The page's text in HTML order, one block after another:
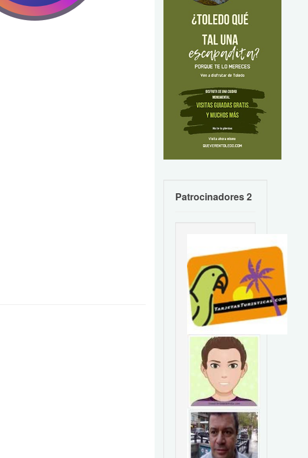
Patrocinadores 2